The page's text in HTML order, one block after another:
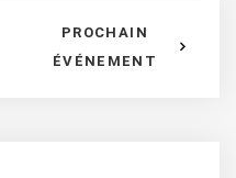
PROCHAIN
ÉVÉNEMENT